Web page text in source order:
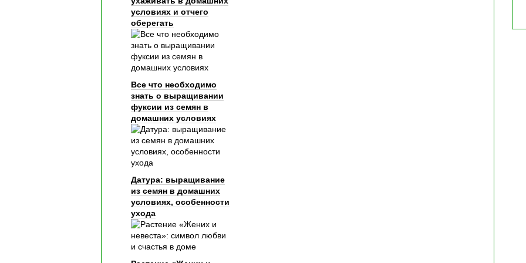
условиях и отчего
оберегать
Все что необходимо
знать о выращивании
фуксии из семян в
домашних условиях
Датура: выращивание
из семян в домашних
условиях, особенности
ухода